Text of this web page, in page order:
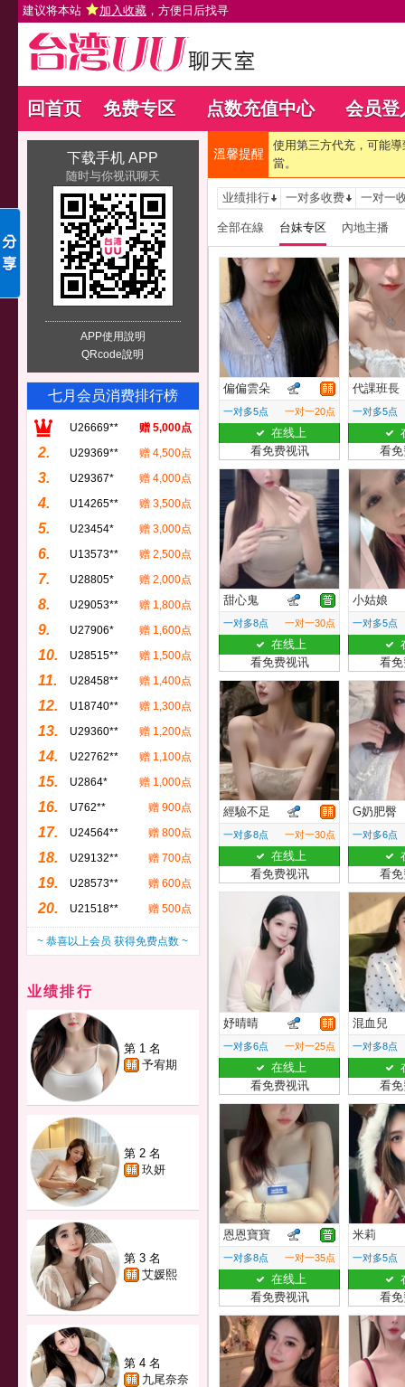
建议将本站 加入收藏 ，方便日后找寻
回首页 免费专区 点数充值中心 会员登
下载手机 APP
随时与你视讯聊天
APP使用說明
QRcode說明
七月会员消费排行榜
U26669** 赠 5,000点
2. U29369** 赠 4,500点
3. U29367* 赠 4,000点
4. U14265** 赠 3,500点
5. U23454* 赠 3,000点
6. U13573** 赠 2,500点
7. U28805* 赠 2,000点
8. U29053** 赠 1,800点
9. U27906* 赠 1,600点
10. U28515** 赠 1,500点
11. U28458** 赠 1,400点
12. U18740** 赠 1,300点
13. U29360** 赠 1,200点
14. U22762** 赠 1,100点
15. U2864* 赠 1,000点
16. U762** 赠 900点
17. U24564** 赠 800点
18. U29132** 赠 700点
19. U28573** 赠 600点
20. U21518** 赠 500点
~ 恭喜以上会员 获得免费点数 ~
业绩排行
第 1 名
予宥期
第 2 名
玖妍
第 3 名
艾媛熙
第 4 名
九尾奈奈
溫馨提醒
使用第三方代充，可能
當。
业绩排行 一对多收费 一对一
全部在線 台妹专区 內地主播
偏偏雲朵
一对多5点 一对一20点
在线上
看免费视讯
代課班長
一对多5点
看
甜心鬼
一对多8点 一对一30点
在线上
看免费视讯
小姑娘
一对多5点
看
經驗不足
一对多8点 一对一30点
在线上
看免费视讯
G奶肥臀
一对多6点
看
妤晴晴
一对多6点 一对一25点
在线上
看免费视讯
混血兒
一对多8点
看
恩恩寶寶
一对多8点 一对一35点
在线上
看免费视讯
米莉
一对多5点
看